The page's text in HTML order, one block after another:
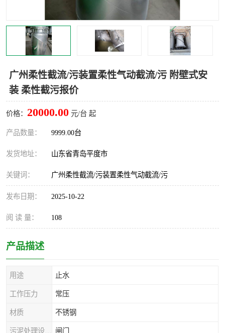
广州柔性截流/污装置柔性气动截流/污 附壁式安
装 柔性截污报价
价格： 20000.00 元/台 起
产品数量： 9999.00台
发货地址： 山东省青岛平度市
关键词： 广州柔性截流/污装置柔性气动截流/污
发布日期： 2025-10-22
阅 读 量： 108
产品描述
用途 止水
工作压力 常压
材质 不锈钢
闸门
水面垃圾清理装置 浅层砂过滤装置
一体化泵闸 柔性截污
真空冲洗设备
水平自清洗格栅